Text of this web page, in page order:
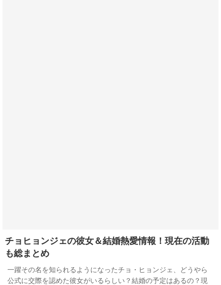
チョヒョンジェの彼女＆結婚熱愛情報！現在の活動
も総まとめ
一躍その名を知られるようになったチョ・ヒョンジェ、どうやら
公式に交際を認めた彼女がいるらしい？結婚の予定はあるの？現